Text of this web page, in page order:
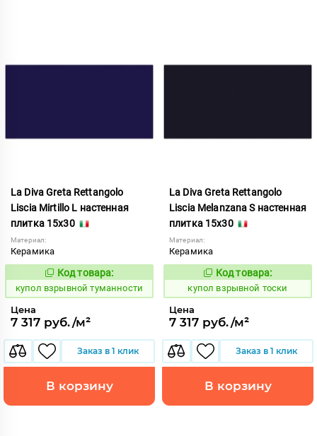
La Diva Greta Rettangolo
Liscia Mirtillo L настенная
плитка 15x30
Материал:
Керамика
845609
Код товара:
купол взрывной туманности
Цена
7 317 руб./м²
Заказ в 1 клик
В корзину
La Diva Greta Rettangolo
Liscia Melanzana S настенная
плитка 15x30
Материал:
Керамика
845606
Код товара:
купол взрывной тоски
Цена
7 317 руб./м²
Заказ в 1 клик
В корзину